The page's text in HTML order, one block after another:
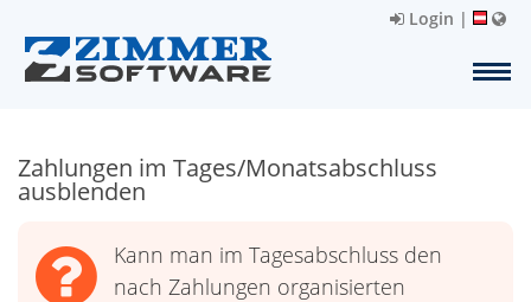
Login |
Zahlungen im Tages/Monatsabschluss
ausblenden
Kann man im Tagesabschluss den
nach Zahlungen organisierten